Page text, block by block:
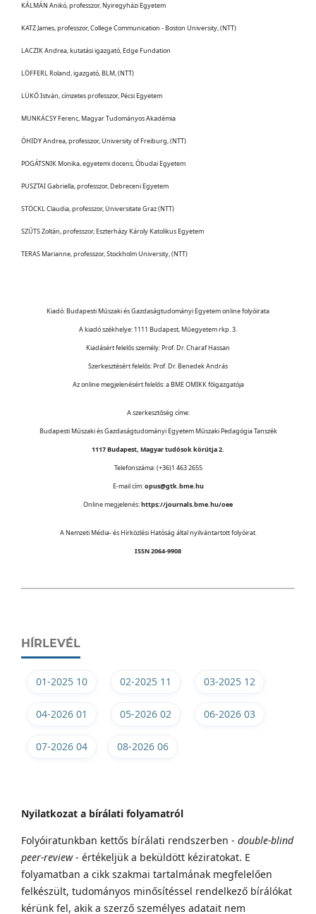
KÁLMÁN Anikó, professzor, Nyiregyházi Egyetem
KATZ James, professzor, College Communication - Boston University, (NTT)
LACZIK Andrea, kutatási igazgató, Edge Fundation
LÖFFERL Roland, igazgató, BLM, (NTT)
LÜKŐ István, címzetes professzor, Pécsi Egyetem
MUNKÁCSY Ferenc, Magyar Tudományos Akadémia
ÓHIDY Andrea, professzor, University of Freiburg, (NTT)
POGÁTSNIK Monika, egyetemi docens, Óbudai Egyetem
PUSZTAI Gabriella, professzor, Debreceni Egyetem
STÖCKL Claudia, professzor, Universitate Graz (NTT)
SZŰTS Zoltán, professzor, Eszterházy Károly Katolikus Egyetem
TERAS Marianne, professzor, Stockholm University, (NTT)
Kiadó: Budapesti Műszaki és Gazdaságtudományi Egyetem online folyóirata
A kiadó székhelye: 1111 Budapest, Műegyetem rkp. 3.
Kiadásért felelős személy: Prof. Dr. Charaf Hassan
Szerkesztésért felelős: Prof. Dr. Benedek András
Az online megjelenésért felelős: a BME OMIKK főigazgatója
A szerkesztőség címe:
Budapesti Műszaki és Gazdaságtudományi Egyetem Műszaki Pedagógia Tanszék
1117 Budapest, Magyar tudósok körútja 2.
Telefonszáma: (+36)1 463 2655
E-mail cím:opus@gtk.bme.hu
Online megjelenés:https://journals.bme.hu/oee
A Nemzeti Média- és Hírközlési Hatóság által nyilvántartott folyóirat.
ISSN 2064-9908
HÍRLEVÉL
01-2025 10 02-2025 11 03-2025 12
04-2026 01 05-2026 02 06-2026 03
07-2026 04 08-2026 06
Nyilatkozat a bírálati folyamatról
Folyóiratunkban kettős bírálati rendszerben - double-blind
peer-review- értékeljük a beküldött kéziratokat. E
folyamatban a cikk szakmai tartalmának megfelelően
felkészült, tudományos minősítéssel rendelkező bírálókat
kérünk fel, akik a szerző személyes adatait nem